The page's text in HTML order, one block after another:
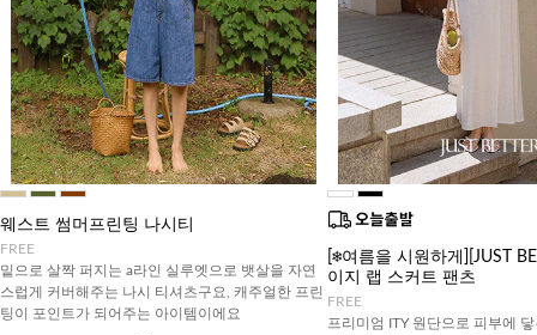
웨스트 썸머프린팅 나시티
FREE
밑으로 살짝 퍼지는 a라인 실루엣으로 뱃살을 자연
스럽게 커버해주는 나시 티셔츠구요, 캐주얼한 프린
팅이 포인트가 되어주는 아이템이에요
[❄️여름을 시원하게][JUST
이지 랩 스커트 팬츠
FREE
프리미엄 ITY 원단으로 피부에